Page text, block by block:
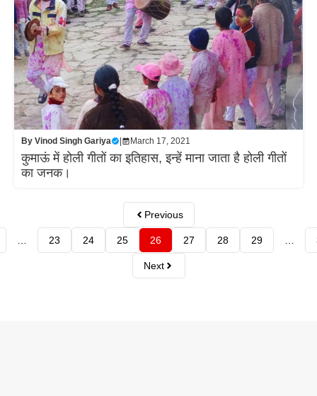
By Vinod Singh Gariya March 17, 2021
कुमाऊं में होली गीतों का इतिहास, इन्हें माना जाता है होली गीतों
का जनक।
Previous
… 23 24 25 26 27 28 29 …
Next